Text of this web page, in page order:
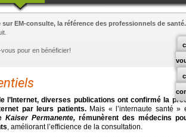
sur EM-consulte, la référence des professionnels de santé.
pour en bénéficier!
l’Internet, diverses publications ont confirmé la
par leurs patients.Mais « l’internaute santé »
Kaiser Permanente, rémunèrent des médecins
, améliorant l’efficience de la consultation.